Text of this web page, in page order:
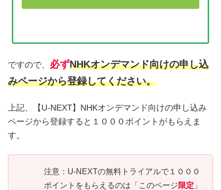
ですので、 必ずNHKオンデマンド向けの申し込
みページから登録してください。
上記、【U-NEXT】NHKオンデマンド向けの申し込み
ページから登録すると１０００ポイントがもらえま
す。
注意：U-NEXTの無料トライアルで１０００
ポイントをもらえるのは「このページ限定 」